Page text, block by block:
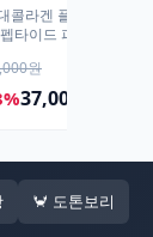
콜라겐 플러스 비오틴
타이드 피쉬 어류 어
원
37,000원
🦀 도톤보리